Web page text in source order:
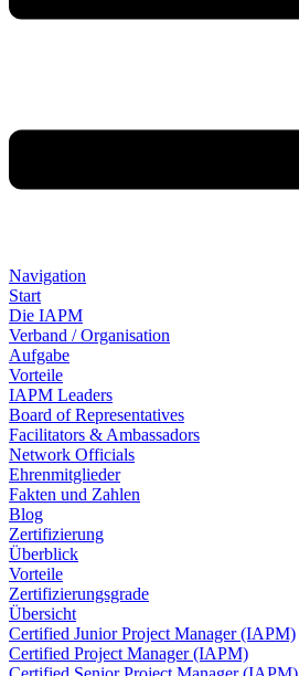
Navigation
Start
Die IAPM
Verband / Organisation
Aufgabe
Vorteile
IAPM Leaders
Board of Representatives
Facilitators & Ambassadors
Network Officials
Ehrenmitglieder
Fakten und Zahlen
Blog
Zertifizierung
Überblick
Vorteile
Zertifizierungsgrade
Übersicht
Certified Junior Project Manager (IAPM)
Certified Project Manager (IAPM)